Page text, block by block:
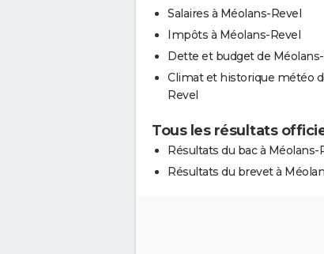
Salaires à Méolans-Revel
Impôts à Méolans-Revel
Dette et budget de
Climat et historique météo
Revel
Tous les résultats
Résultats du bac à Méolans-
Résultats du brevet à